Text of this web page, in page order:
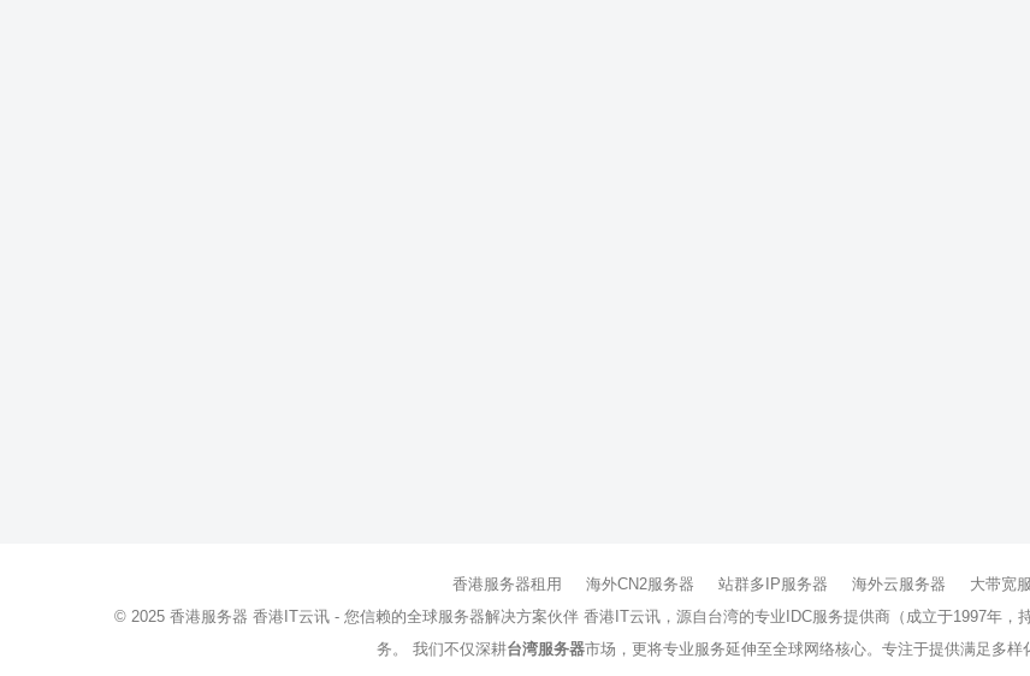
香港服务器租用 海外CN2服务器 站群多IP服务器 海外云服务器 大带宽
© 2025 香港服务器 香港IT云讯 - 您信赖的全球服务器解决方案伙伴 香港IT云讯，源自台湾的专业IDC服务提供商（成立于1997年
务。 我们不仅深耕台湾服务器市场，更将专业服务延伸至全球网络核心。专注于提供满足多样